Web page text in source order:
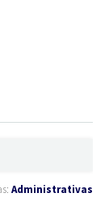
Administrativas